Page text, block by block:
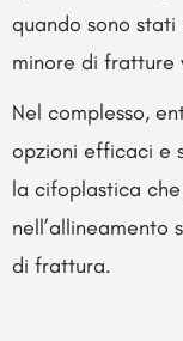
quando sono stati
minore di fratture
Nel complesso,
opzioni efficaci e
la cifoplastica
nell’allineamento
di frattura.